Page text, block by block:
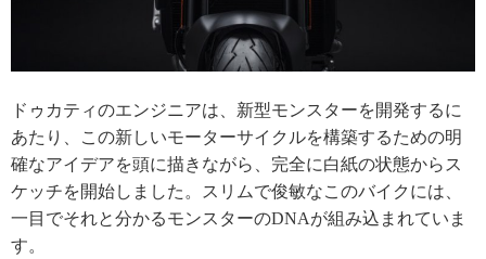
ドゥカティのエンジニアは、新型モンスターを開発するに
あたり、この新しいモーターサイクルを構築するための明
確なアイデアを頭に描きながら、完全に白紙の状態からス
ケッチを開始しました。スリムで俊敏なこのバイクには、
一目でそれと分かるモンスターのDNAが組み込まれていま
す。